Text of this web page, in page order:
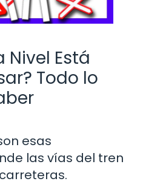
Nivel Está
Todo lo
esas
las vías del tren